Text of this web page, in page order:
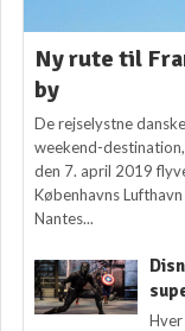
Ny rute til
by
De rejselystne
weekend-
den 7. april 2019
Københavns
Nantes...